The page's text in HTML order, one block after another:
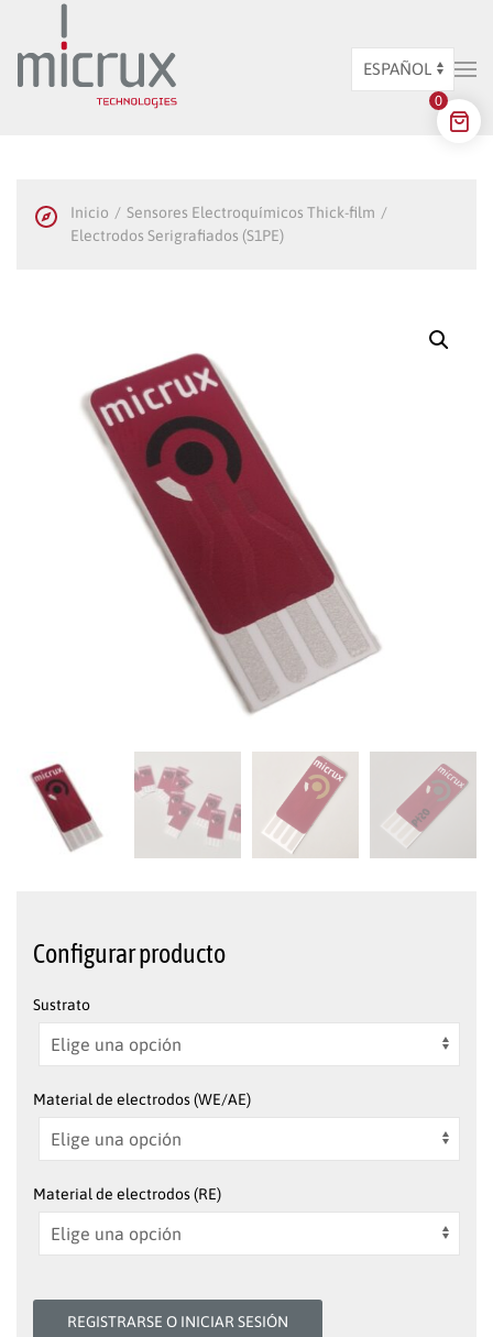
Ir al contenido principal
Elegir
idioma
Inicio
Sensores Electroquímicos Thick-film
Electrodos Serigrafiados (S1PE)
Configurar producto
Sustrato
Material de electrodos (WE/AE)
Material de electrodos (RE)
REGISTRARSE O INICIAR SESIÓN
0